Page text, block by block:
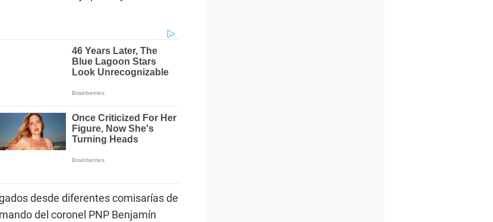
desde diferentes comisarías de
del coronel PNP Benjamín